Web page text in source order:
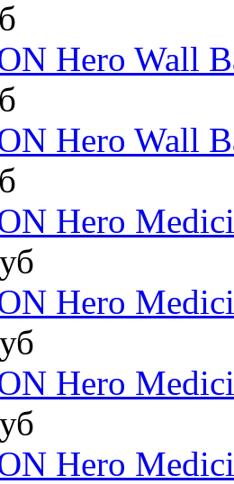
Hero Wall
Hero Wall
Hero
Hero
Hero
Hero